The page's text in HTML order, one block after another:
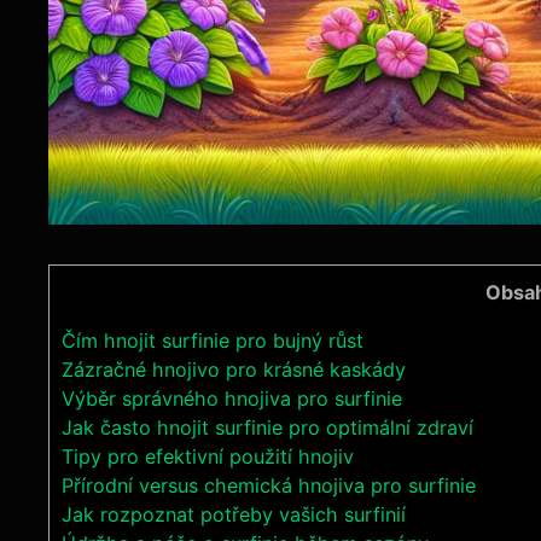
Čím hnojit surfinie pro‌ bujný růst
Zázračné hnojivo pro krásné kaskády
Výběr správného hnojiva pro surfinie
Jak často⁣ hnojit surfinie pro optimální zdraví
Tipy ⁣pro efektivní použití hnojiv
Přírodní versus chemická hnojiva pro surfinie
Jak rozpoznat potřeby vašich ⁢surfinií